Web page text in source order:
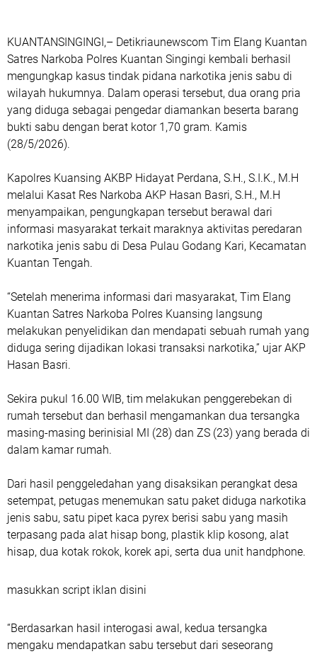
KUANTANSINGINGI,– Detikriaunewscom Tim Elang Kuantan
Satres Narkoba Polres Kuantan Singingi kembali berhasil
mengungkap kasus tindak pidana narkotika jenis sabu di
wilayah hukumnya. Dalam operasi tersebut, dua orang pria
yang diduga sebagai pengedar diamankan beserta barang
bukti sabu dengan berat kotor 1,70 gram. Kamis
(28/5/2026).
Kapolres Kuansing AKBP Hidayat Perdana, S.H., S.I.K., M.H
melalui Kasat Res Narkoba AKP Hasan Basri, S.H., M.H
menyampaikan, pengungkapan tersebut berawal dari
informasi masyarakat terkait maraknya aktivitas peredaran
narkotika jenis sabu di Desa Pulau Godang Kari, Kecamatan
Kuantan Tengah.
“Setelah menerima informasi dari masyarakat, Tim Elang
Kuantan Satres Narkoba Polres Kuansing langsung
melakukan penyelidikan dan mendapati sebuah rumah yang
diduga sering dijadikan lokasi transaksi narkotika,” ujar AKP
Hasan Basri.
Sekira pukul 16.00 WIB, tim melakukan penggerebekan di
rumah tersebut dan berhasil mengamankan dua tersangka
masing-masing berinisial MI (28) dan ZS (23) yang berada di
dalam kamar rumah.
Dari hasil penggeledahan yang disaksikan perangkat desa
setempat, petugas menemukan satu paket diduga narkotika
jenis sabu, satu pipet kaca pyrex berisi sabu yang masih
terpasang pada alat hisap bong, plastik klip kosong, alat
hisap, dua kotak rokok, korek api, serta dua unit handphone.
masukkan script iklan disini
“Berdasarkan hasil interogasi awal, kedua tersangka
mengaku mendapatkan sabu tersebut dari seseorang